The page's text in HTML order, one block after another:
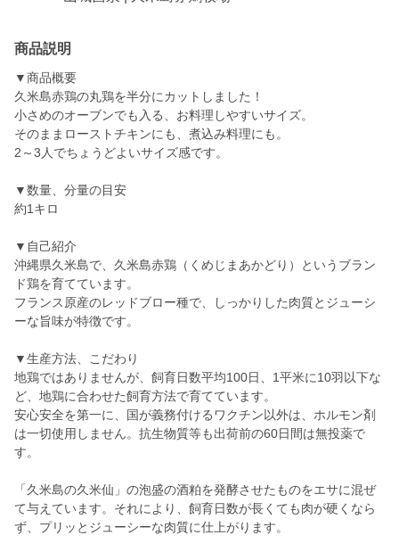
商品説明
▼商品概要
久米島赤鶏の丸鶏を半分にカットしました！
小さめのオーブンでも入る、お料理しやすいサイズ。
そのままローストチキンにも、煮込み料理にも。
2～3人でちょうどよいサイズ感です。
▼数量、分量の目安
約1キロ
▼自己紹介
沖縄県久米島で、久米島赤鶏（くめじまあかどり）というブラン
ド鶏を育てています。
フランス原産のレッドブロー種で、しっかりした肉質とジューシ
ーな旨味が特徴です。
▼生産方法、こだわり
地鶏ではありませんが、飼育日数平均100日、1平米に10羽以下な
ど、地鶏に合わせた飼育方法で育てています。
安心安全を第一に、国が義務付けるワクチン以外は、ホルモン剤
は一切使用しません。抗生物質等も出荷前の60日間は無投薬で
す。
「久米島の久米仙」の泡盛の酒粕を発酵させたものをエサに混ぜ
て与えています。それにより、飼育日数が長くても肉が硬くなら
ず、プリッとジューシーな肉質に仕上がります。